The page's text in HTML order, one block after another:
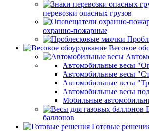
перевозки опасных грузов
охранно-пожарные
Весовое
Автомобильные весы
Автомобильные весы
Автомобильные весы
Автомобильные весы
Мобильные
баллонов
Готовые